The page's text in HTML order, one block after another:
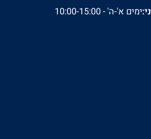
ימים א'-ה' - 10:00-15:00